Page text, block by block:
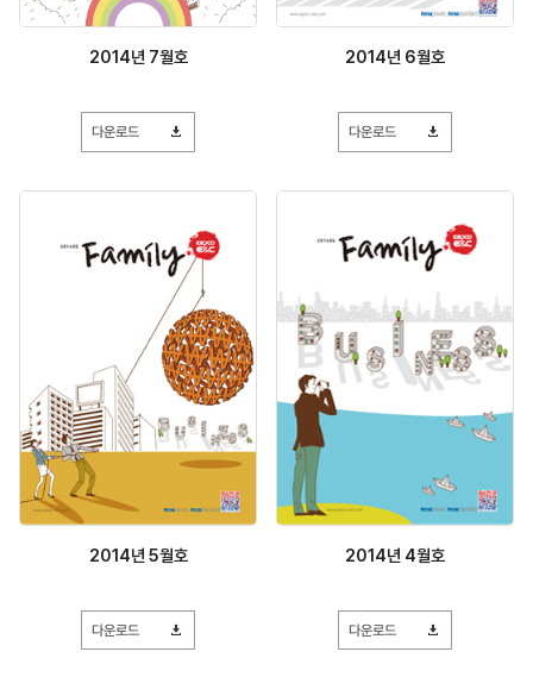
2014년 7월호
다운로드
2014년 6월호
다운로드
2014년 5월호
다운로드
2014년 4월호
다운로드